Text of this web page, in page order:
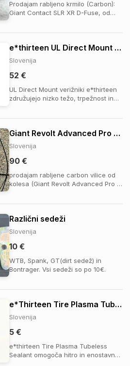
Prodajam rabljeno krmilo (Carbon):
Giant Contact SLR XR D-Fuse, od
e*thirteen UL Direct Mount verižnik
Slovenija
52 €
UL Direct Mount verižniki e*thirteen
združujejo nizko težo, trpežnost in
prefinjenim dizajnom krakov in
natančno CNC obdelavo, ki
zmanjšuje težo, ne da ...
Giant Revolt Advanced Pro 1 (2021) - Vilice (Advanced SL carbon)
Slovenija
90 €
prodajam rabljene carbon vilice od
kolesa (Giant Revolt Advanced Pro 1
kolesa/gonilni-sklop/cele-
grupe/sram-rival-etap-2x12-celotna-
groupa_i89431
Različni sedeži
Slovenija
10 €
WTB, Spank, GT(dirt sedež) in
Bontrager. Vsi sedeži so po 10€.
e*Thirteen Tire Plasma Tubeless Sealant
Slovenija
5 €
e*thirteen Tire Plasma Tubeless
Sealant omogoča hitro in enostavno